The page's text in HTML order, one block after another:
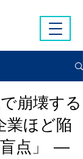
崩壊する
ほど陥
盲点」 ―